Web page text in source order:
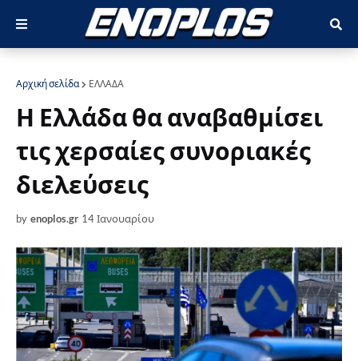
Αρχική σελίδα ΕΛΛΑΔΑ
Η Ελλάδα θα αναβαθμίσει
τις χερσαίες συνοριακές
διελεύσεις
by enoplos.gr 14 Ιανουαρίου